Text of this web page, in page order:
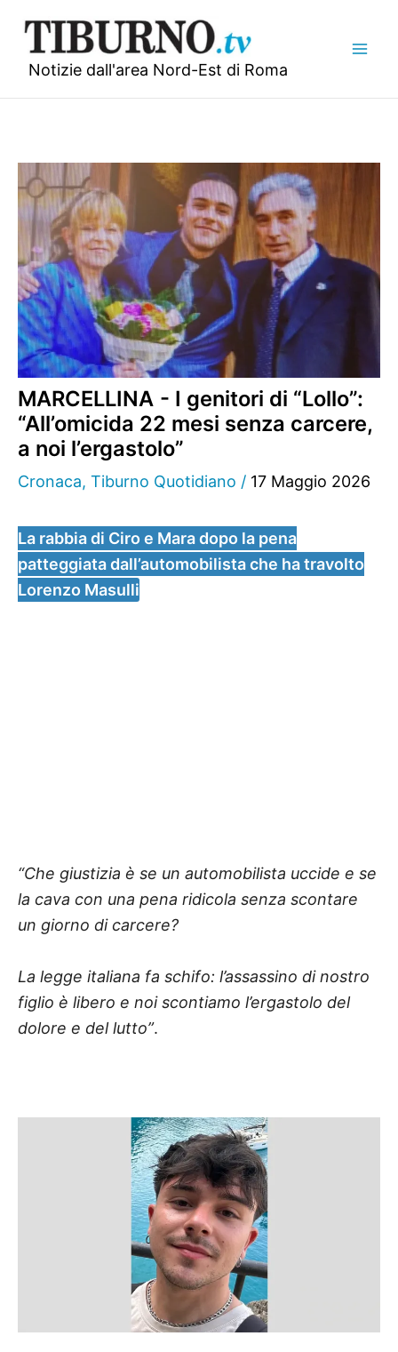
contenuto
Notizie dall'area Nord-Est di Roma
MARCELLINA - I genitori di “Lollo”:
“All’omicida 22 mesi senza carcere,
a noi l’ergastolo”
Cronaca, Tiburno Quotidiano / 17 Maggio 2026
La rabbia di Ciro e Mara dopo la pena
patteggiata dall’automobilista che ha travolto
Lorenzo Masulli
“Che giustizia è se un automobilista uccide e se
la cava con una pena ridicola senza scontare
un giorno di carcere?
La legge italiana fa schifo: l’assassino di nostro
figlio è libero e noi scontiamo l’ergastolo del
dolore e del lutto”.